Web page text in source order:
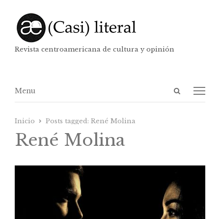
Revista centroamericana de cultura y opinión
Abrir
Menú
Menu
Inicio Posts tagged: René Molina
René Molina